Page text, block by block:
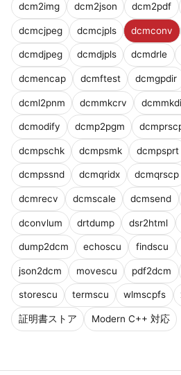
dcm2img dcm2json dcm2pdf
dcmcjpeg dcmcjpls dcmconv
dcmdjpeg dcmdjpls dcmdrle
dcmencap dcmftest dcmgpdir
dcml2pnm dcmmkcrv
dcmodify dcmp2pgm
dcmpschk dcmpsmk dcmpsprt
dcmpssnd dcmqridx dcmqrscp
dcmrecv dcmscale dcmsend
dconvlum drtdump dsr2html
dump2dcm echoscu findscu
json2dcm movescu pdf2dcm
storescu termscu wlmscpfs
証明書ストア Modern C++ 対応